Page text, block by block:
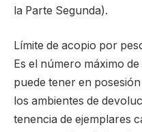
la Parte Segunda).
Límite de acopio por
Es el número máximo
puede tener en
los ambientes de
tenencia de ejemplares